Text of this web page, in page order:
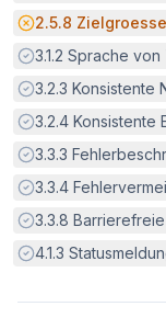
Potenzielle
2.5.8
Erfüllt:
3.1.2 Sprache von
Erfüllt:
3.2.3 Konsistente
Erfüllt:
3.2.4 Konsistente
Erfüllt:
3.3.3
Erfüllt:
3.3.4
Erfüllt:
3.3.8
Erfüllt:
4.1.3